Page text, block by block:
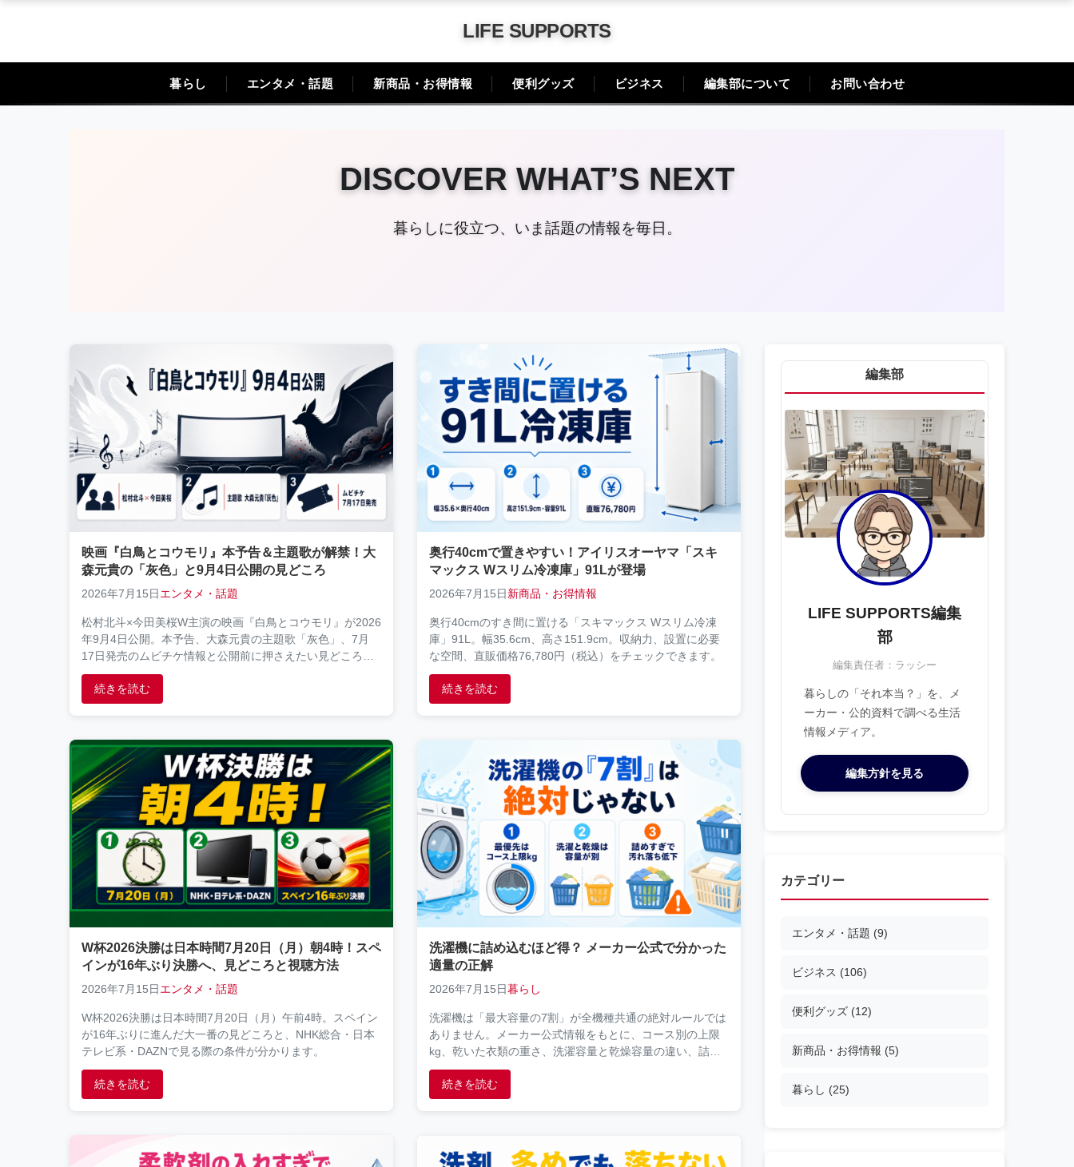
LIFE SUPPORTS
暮らし エンタメ・話題 新商品・お得情報 便利グッズ ビジネス 編集部について お問い合わせ
DISCOVER WHAT’S NEXT
暮らしに役立つ、いま話題の情報を毎日。
映画『白鳥とコウモリ』本予告＆主題歌が解禁！大
森元貴の「灰色」と9月4日公開の見どころ
2026年7月15日 エンタメ・話題
松村北斗×今田美桜W主演の映画『白鳥とコウモリ』が2026
年9月4日公開。本予告、大森元貴の主題歌「灰色」、7月
17日発売のムビチケ情報と公開前に押さえたい見どころが
分かります。
続きを読む
奥行40cmで置きやすい！アイリスオーヤマ「スキ
マックス Wスリム冷凍庫」91Lが登場
2026年7月15日 新商品・お得情報
奥行40cmのすき間に置ける「スキマックス Wスリム冷凍
庫」91L。幅35.6cm、高さ151.9cm。収納力、設置に必要
な空間、直販価格76,780円（税込）をチェックできます。
続きを読む
W杯2026決勝は日本時間7月20日（月）朝4時！スペ
インが16年ぶり決勝へ、見どころと視聴方法
2026年7月15日 エンタメ・話題
W杯2026決勝は日本時間7月20日（月）午前4時。スペイン
が16年ぶりに進んだ大一番の見どころと、NHK総合・日本
テレビ系・DAZNで見る際の条件が分かります。
続きを読む
洗濯機に詰め込むほど得？ メーカー公式で分かった
適量の正解
2026年7月15日暮らし
洗濯機は「最大容量の7割」が全機種共通の絶対ルールでは
ありません。メーカー公式情報をもとに、コース別の上限
kg、乾いた衣類の重さ、洗濯容量と乾燥容量の違い、詰め
込みすぎを避ける確認手順を解説します。
続きを読む
編集部
LIFE SUPPORTS編集
部
編集責任者：ラッシー
暮らしの「それ本当？」を、メ
ーカー・公的資料で調べる生活
情報メディア。
編集方針を見る
カテゴリー
エンタメ・話題 (9)
ビジネス (106)
便利グッズ (12)
新商品・お得情報 (5)
暮らし (25)